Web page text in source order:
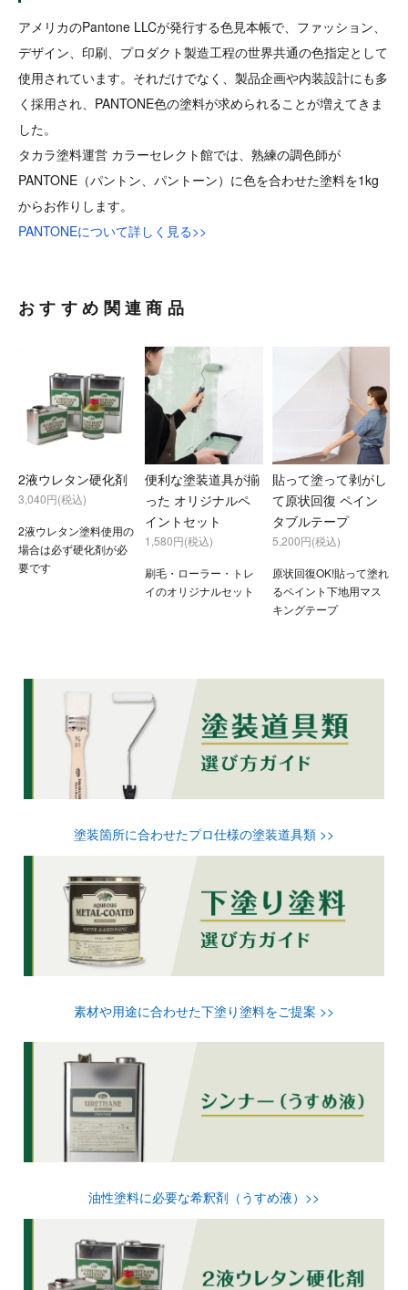
アメリカのPantone LLCが発行する色見本帳で、ファッション、
デザイン、印刷、プロダクト製造工程の世界共通の色指定として
使用されています。それだけでなく、製品企画や内装設計にも多
く採用され、PANTONE色の塗料が求められることが増えてきま
した。
タカラ塗料運営 カラーセレクト館では、熟練の調色師が
PANTONE（パントン、パントーン）に色を合わせた塗料を1kg
からお作りします。
PANTONEについて詳しく見る>>
おすすめ関連商品
2液ウレタン硬化剤
3,040円(税込)
2液ウレタン塗料使用の
場合は必ず硬化剤が必
要です
便利な塗装道具が揃
った オリジナルペ
イントセット
1,580円(税込)
刷毛・ローラー・トレ
イのオリジナルセット
貼って塗って剥がし
て原状回復 ペイン
タブルテープ
5,200円(税込)
原状回復OK!貼って塗れ
るペイント下地用マス
キングテープ
塗装箇所に合わせたプロ仕様の塗装道具類 >>
素材や用途に合わせた下塗り塗料をご提案 >>
油性塗料に必要な希釈剤（うすめ液）>>